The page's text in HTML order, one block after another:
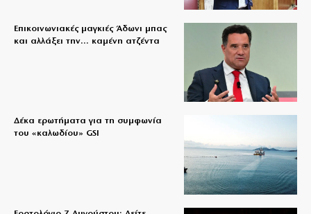
Επικοινωνιακές μαγκιές Άδωνι μπας
και αλλάξει την… καμένη ατζέντα
Δέκα ερωτήματα για τη συμφωνία
του «καλωδίου» GSI